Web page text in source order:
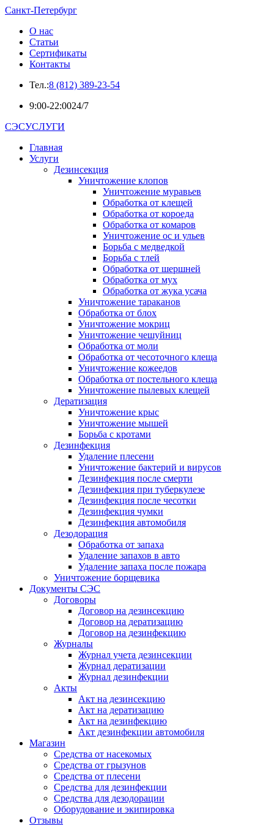
Санкт-Петербург
О нас
Статьи
Сертификаты
Контакты
Тел.:8 (812) 389-23-54
9:00-22:0024/7
СЭСУСЛУГИ
Главная
Услуги
Дезинсекция
Уничтожение клопов
Уничтожение муравьев
Обработка от клещей
Обработка от короеда
Обработка от комаров
Уничтожение ос и ульев
Борьба с медведкой
Борьба с тлей
Обработка от шершней
Обработка от мух
Обработка от жука усача
Уничтожение тараканов
Обработка от блох
Уничтожение мокриц
Уничтожение чешуйниц
Обработка от моли
Обработка от чесоточного клеща
Уничтожение кожеедов
Обработка от постельного клеща
Уничтожение пылевых клещей
Дератизация
Уничтожение крыс
Уничтожение мышей
Борьба с кротами
Дезинфекция
Удаление плесени
Уничтожение бактерий и вирусов
Дезинфекция после смерти
Дезинфекция при туберкулезе
Дезинфекция после чесотки
Дезинфекция чумки
Дезинфекция автомобиля
Дезодорация
Обработка от запаха
Удаление запахов в авто
Удаление запаха после пожара
Уничтожение борщевика
Документы СЭС
Договоры
Договор на дезинсекцию
Договор на дератизацию
Договор на дезинфекцию
Журналы
Журнал учета дезинсекции
Журнал дератизации
Журнал дезинфекции
Акты
Акт на дезинсекцию
Акт на дератизацию
Акт на дезинфекцию
Акт дезинфекции автомобиля
Магазин
Средства от насекомых
Средства от грызунов
Средства от плесени
Средства для дезинфекции
Средства для дезодорации
Оборудование и экипировка
Отзывы